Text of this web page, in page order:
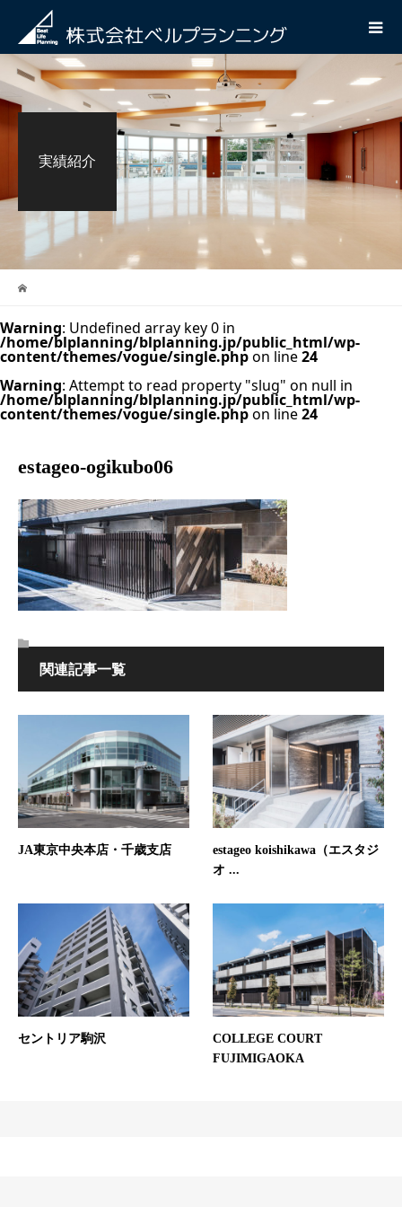
実績紹介
Warning: Undefined array key 0 in
/home/blplanning/blplanning.jp/public_html/wp-
content/themes/vogue/single.phpon line24
Warning: Attempt to read property "slug" on null in
/home/blplanning/blplanning.jp/public_html/wp-
content/themes/vogue/single.phpon line24
estageo-ogikubo06
関連記事一覧
JA東京中央本店・千歳支店
estageo koishikawa（エスタジ
オ ...
セントリア駒沢
COLLEGE COURT
FUJIMIGAOKA